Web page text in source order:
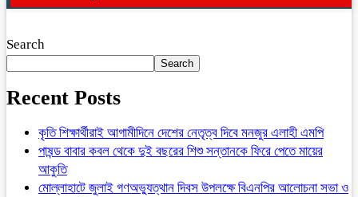
Search
Search
Recent Posts
কৃতি শিক্ষার্থীরাই আগামীদিনে দেশের নেতৃত্ব দিবে মনজুর এলাহী এমপি
পাষন্ড বাবার কবল থেকে দুই বছরের শিশু সন্তানকে ফিরে পেতে মায়ের
আকুতি
মোল্লাহাটে জুলাই গণঅভ্যুত্থান দিবস উপলক্ষে বিএনপির আলোচনা সভা ও